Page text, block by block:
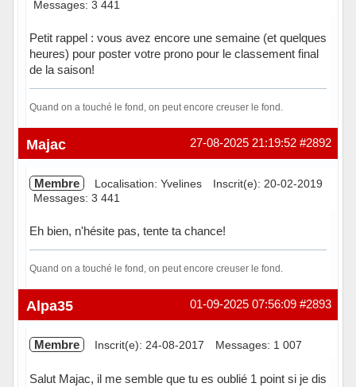
Messages: 3 441
Petit rappel : vous avez encore une semaine (et quelques
heures) pour poster votre prono pour le classement final
de la saison!
Quand on a touché le fond, on peut encore creuser le fond.
Hors ligne #2892
27-08-2025 21:19:52
Majac
Membre Localisation: Yvelines
Inscrit(e): 20-02-2019
Messages: 3 441
Eh bien, n'hésite pas, tente ta chance!
Quand on a touché le fond, on peut encore creuser le fond.
Hors ligne #2893
01-09-2025 07:56:09
Alpa35
Membre Inscrit(e): 24-08-2017 Messages: 1 007
Salut Majac, il me semble que tu es oublié 1 point si je dis